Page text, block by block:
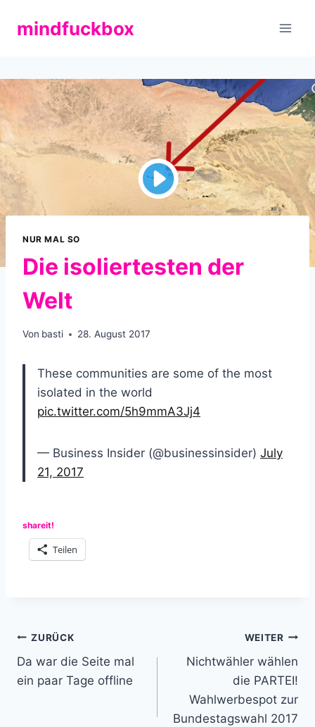
Inhaltmindfuckbox
NUR MAL SO
Die isoliertesten der
Welt
Von basti 28. August 2017
These communities are some of the most
isolated in the world
pic.twitter.com/5h9mmA3Jj4
— Business Insider (@businessinsider) July
21, 2017
shareit!
Teilen
Beitragsnavigation
ZURÜCK
Da war die Seite mal
ein paar Tage offline
WEITER
Nichtwähler wählen
die PARTEI!
Wahlwerbespot zur
Bundestagswahl 2017